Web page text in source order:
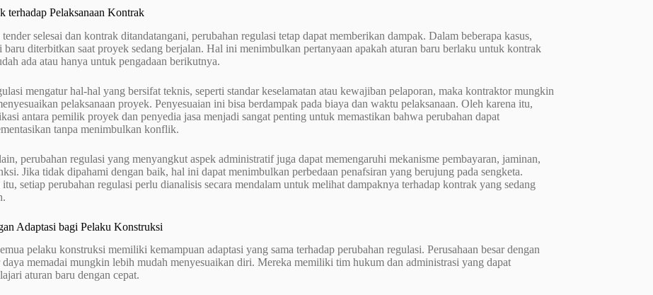
terhadap Pelaksanaan Kontrak
tender selesai dan kontrak ditandatangani, perubahan regulasi tetap dapat memberikan dampak. Dalam beberapa kasus,
baru diterbitkan saat proyek sedang berjalan. Hal ini menimbulkan pertanyaan apakah aturan baru berlaku untuk kontrak
ada atau hanya untuk pengadaan berikutnya.
mengatur hal-hal yang bersifat teknis, seperti standar keselamatan atau kewajiban pelaporan, maka kontraktor mungkin
pelaksanaan proyek. Penyesuaian ini bisa berdampak pada biaya dan waktu pelaksanaan. Oleh karena itu,
antara pemilik proyek dan penyedia jasa menjadi sangat penting untuk memastikan bahwa perubahan dapat
tanpa menimbulkan konflik.
perubahan regulasi yang menyangkut aspek administratif juga dapat memengaruhi mekanisme pembayaran, jaminan,
Jika tidak dipahami dengan baik, hal ini dapat menimbulkan perbedaan penafsiran yang berujung pada sengketa.
setiap perubahan regulasi perlu dianalisis secara mendalam untuk melihat dampaknya terhadap kontrak yang sedang
Adaptasi bagi Pelaku Konstruksi
pelaku konstruksi memiliki kemampuan adaptasi yang sama terhadap perubahan regulasi. Perusahaan besar dengan
daya memadai mungkin lebih mudah menyesuaikan diri. Mereka memiliki tim hukum dan administrasi yang dapat
aturan baru dengan cepat.